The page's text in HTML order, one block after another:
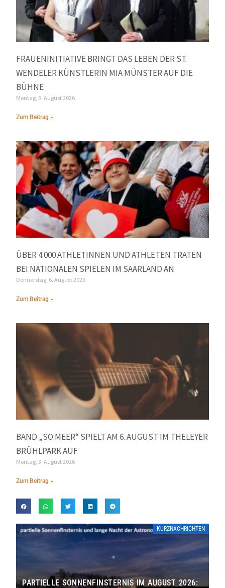
FRAUENINITIATIVE BRINGT DAS LEBEN DER ST.
WENDELER KÜNSTLERIN MIA MÜNSTER AUF DIE
BÜHNE
Montag, 3. August 2026
Zum Beitrag »
ÜBER 4.000 ATHLETINNEN UND ATHLETEN TRATEN
BEI NATIONALEN SPIELEN IM SAARLAND AN
Donnerstag, 6. August 2026
Zum Beitrag »
BAND „SO.MEER“ SPIELT AM 6. AUGUST IM THELEYER
BRÜHLPARK AUF
Montag, 3. August 2026
Zum Beitrag »
KURZNACHRICHTEN
PARTIELLE SONNENFINSTERNIS IM AUGUST 2026: